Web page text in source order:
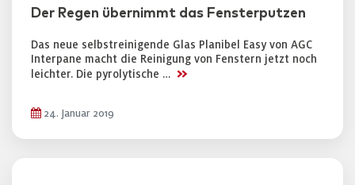
Der Regen übernimmt das Fensterputzen
Das neue selbstreinigende Glas Planibel Easy von AGC
Interpane macht die Reinigung von Fenstern jetzt noch
leichter. Die pyrolytische … >>
24. Januar 2019